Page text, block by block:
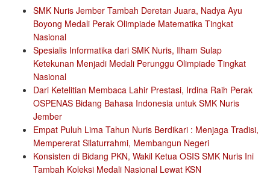
SMK Nuris Jember Tambah Deretan Juara, Nadya Ayu
Boyong Medali Perak Olimpiade Matematika Tingkat
Nasional
Spesialis Informatika dari SMK Nuris, Ilham Sulap
Ketekunan Menjadi Medali Perunggu Olimpiade Tingkat
Nasional
Dari Ketelitian Membaca Lahir Prestasi, Irdina Raih Perak
OSPENAS Bidang Bahasa Indonesia untuk SMK Nuris
Jember
Empat Puluh Lima Tahun Nuris Berdikari : Menjaga Tradisi,
Mempererat Silaturrahmi, Membangun Negeri
Konsisten di Bidang PKN, Wakil Ketua OSIS SMK Nuris Ini
Tambah Koleksi Medali Nasional Lewat KSN